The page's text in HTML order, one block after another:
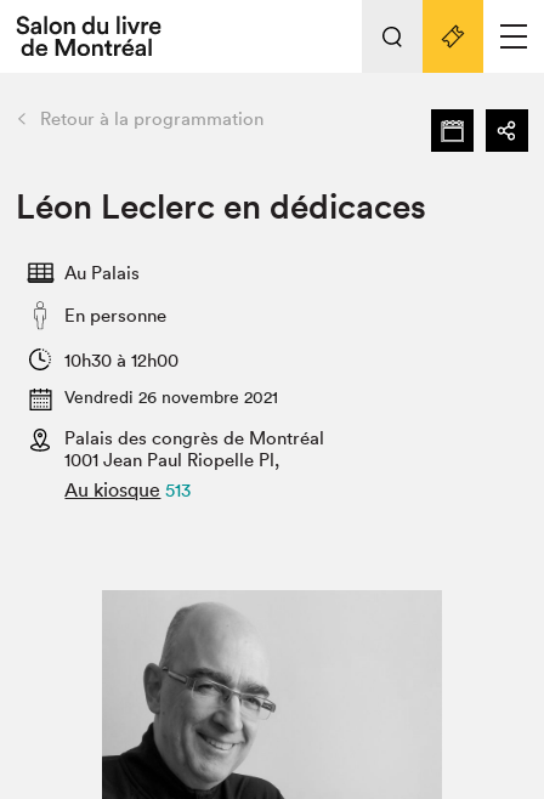
Espace médias
Espace exposant⋅e⋅s
Tout sur l'édition 2022
Actualités
Vidéos et Balados
Club de lecture Braindate
retour Nos activités
Édition 2022
Planifier sa visite
Projets partenaires 2022
Archives
Liens pratiques
Retour à la programmation
Léon Leclerc en dédicaces
Au Palais
En personne
10h30 à 12h00
Vendredi 26 novembre 2021
Palais des congrès de Montréal
1001 Jean Paul Riopelle Pl,
Au kiosque 513